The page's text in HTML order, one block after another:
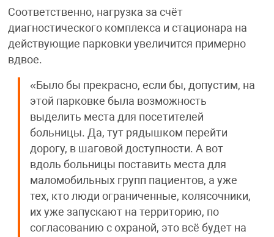
Соответственно, нагрузка за счёт
диагностического комплекса и стационара на
действующие парковки увеличится примерно
вдвое.
«Было бы прекрасно, если бы, допустим, на
этой парковке была возможность
выделить места для посетителей
больницы. Да, тут рядышком перейти
дорогу, в шаговой доступности. А вот
вдоль больницы поставить места для
маломобильных групп пациентов, а уже
тех, кто люди ограниченные, колясочники,
их уже запускают на территорию, по
согласованию с охраной, это всё будет на